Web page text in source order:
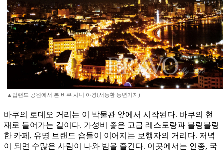
▲업랜드 공원에서 본 바쿠 시내 야경(서동환 동년기자)
바쿠의 로데오 거리는 이 박물관 앞에서 시작된다. 바쿠의 현
재로 들어가는 길이다. 가성비 좋은 고급 레스토랑과 블링블링
한 카페, 유명 브랜드 숍들이 이어지는 보행자의 거리다. 저녁
이 되면 수많은 사람이 나와 밤을 즐긴다. 이곳에서는 인종, 국